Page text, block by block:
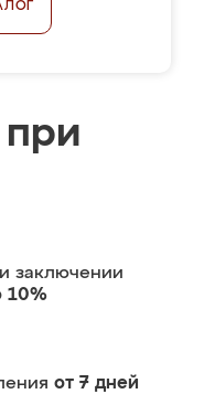
при
заключении
10%
от 7 дней